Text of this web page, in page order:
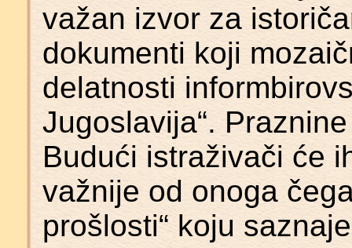
važan izvor za
dokumenti koji
delatnosti
Jugoslavija“.
Budući istraživači će
važnije od onoga
prošlosti“ koju